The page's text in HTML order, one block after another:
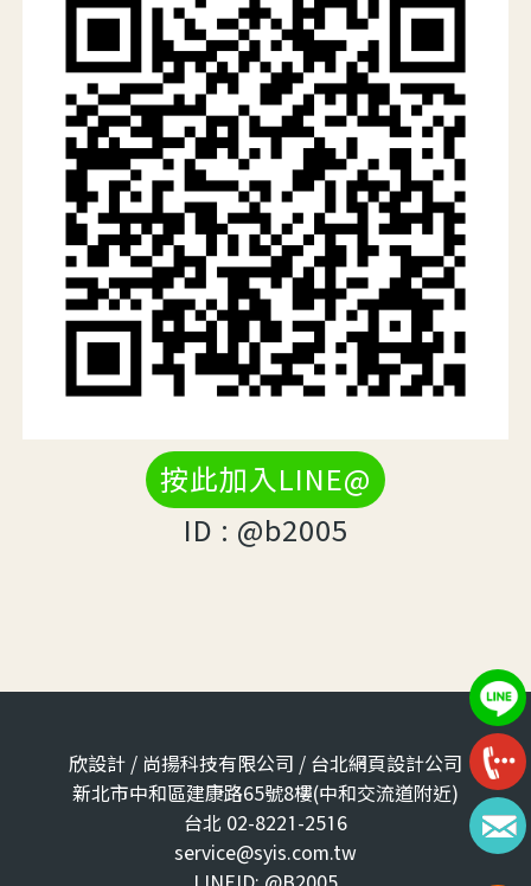
按此加入LINE@
ID : @b2005
欣設計 / 尚揚科技有限公司 / 台北網頁設計公司
新北市中和區建康路65號8樓(中和交流道附近)
台北 02-8221-2516
service@syis.com.tw